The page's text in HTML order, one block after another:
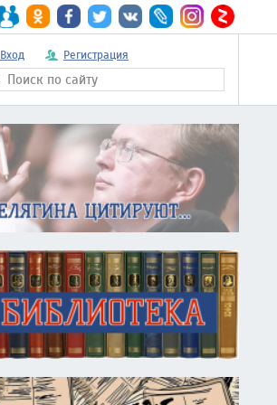
Вход Регистрация